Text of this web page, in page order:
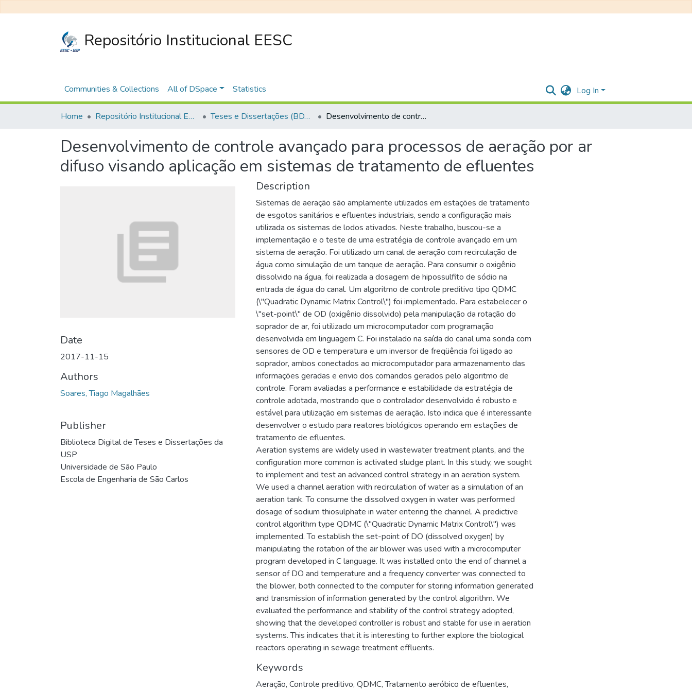
Repositório Institucional EESC
Communities & Collections All of DSpace Statistics Log In
Home Repositório Institucional EESC Teses e Dissertações (BDTD USP) Desenvolvimento de controle avançado para processos de aeração por ar difuso visando aplicação em sistemas de tratamento de efluentes
Desenvolvimento de controle avançado para processos de aeração por ar
difuso visando aplicação em sistemas de tratamento de efluentes
Date
2017-11-15
Authors
Soares, Tiago Magalhães
Publisher
Biblioteca Digital de Teses e Dissertações da
USP
Universidade de São Paulo
Escola de Engenharia de São Carlos
Description
Sistemas de aeração são amplamente utilizados em estações de tratamento
de esgotos sanitários e efluentes industriais, sendo a configuração mais
utilizada os sistemas de lodos ativados. Neste trabalho, buscou-se a
implementação e o teste de uma estratégia de controle avançado em um
sistema de aeração. Foi utilizado um canal de aeração com recirculação de
água como simulação de um tanque de aeração. Para consumir o oxigênio
dissolvido na água, foi realizada a dosagem de hipossulfito de sódio na
entrada de água do canal. Um algoritmo de controle preditivo tipo QDMC
(\"Quadratic Dynamic Matrix Control\") foi implementado. Para estabelecer o
\"set-point\" de OD (oxigênio dissolvido) pela manipulação da rotação do
soprador de ar, foi utilizado um microcomputador com programação
desenvolvida em linguagem C. Foi instalado na saída do canal uma sonda com
sensores de OD e temperatura e um inversor de freqüência foi ligado ao
soprador, ambos conectados ao microcomputador para armazenamento das
informações geradas e envio dos comandos gerados pelo algoritmo de
controle. Foram avaliadas a performance e estabilidade da estratégia de
controle adotada, mostrando que o controlador desenvolvido é robusto e
estável para utilização em sistemas de aeração. Isto indica que é interessante
desenvolver o estudo para reatores biológicos operando em estações de
tratamento de efluentes.
Aeration systems are widely used in wastewater treatment plants, and the
configuration more common is activated sludge plant. In this study, we sought
to implement and test an advanced control strategy in an aeration system.
We used a channel aeration with recirculation of water as a simulation of an
aeration tank. To consume the dissolved oxygen in water was performed
dosage of sodium thiosulphate in water entering the channel. A predictive
control algorithm type QDMC (\"Quadratic Dynamic Matrix Control\") was
implemented. To establish the set-point of DO (dissolved oxygen) by
manipulating the rotation of the air blower was used with a microcomputer
program developed in C language. It was installed onto the end of channel a
sensor of DO and temperature and a frequency converter was connected to
the blower, both connected to the computer for storing information generated
and transmission of information generated by the control algorithm. We
evaluated the performance and stability of the control strategy adopted,
showing that the developed controller is robust and stable for use in aeration
systems. This indicates that it is interesting to further explore the biological
reactors operating in sewage treatment effluents.
Keywords
Aeração, Controle preditivo, QDMC,Tratamento aeróbico de efluentes,